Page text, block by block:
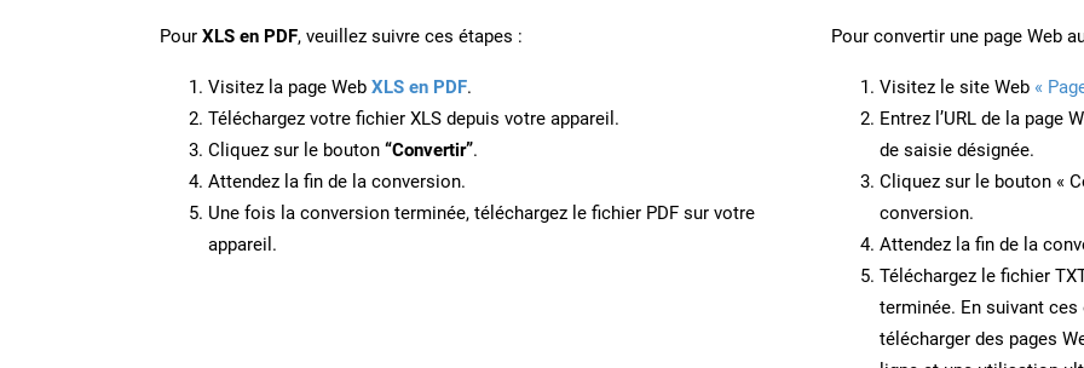
Pour XLS en PDF, veuillez suivre ces étapes :
Visitez la page Web XLS en PDF.
Téléchargez votre fichier XLS depuis votre appareil.
Cliquez sur le bouton “Convertir”.
Attendez la fin de la conversion.
Une fois la conversion terminée, téléchargez le fichier PDF sur votre
appareil.
Pour convertir une page Web
Visitez le site Web «
Entrez l’URL de la page
de saisie désignée.
Cliquez sur le bouton «
conversion.
Attendez la fin de la
Téléchargez le fichier
terminée. En suivant
télécharger des pages